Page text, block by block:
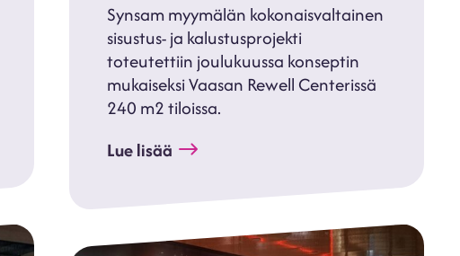
Synsam myymälän kokonaisvaltainen
sisustus- ja kalustusprojekti
toteutettiin joulukuussa konseptin
mukaiseksi Vaasan Rewell Centerissä
240 m2 tiloissa.
Lue lisää